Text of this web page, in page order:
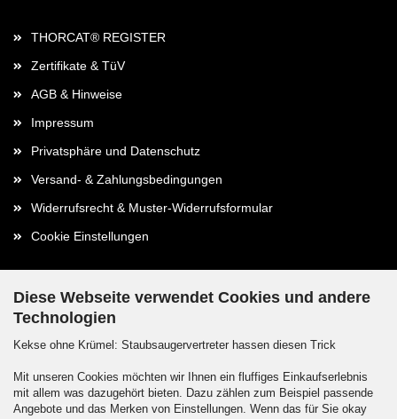
Diese Webseite verwendet Cookies und andere
Technologien
Kekse ohne Krümel: Staubsaugervertreter hassen diesen Trick
Mit unseren Cookies möchten wir Ihnen ein fluffiges Einkaufserlebnis
mit allem was dazugehört bieten. Dazu zählen zum Beispiel passende
Angebote und das Merken von Einstellungen. Wenn das für Sie okay
THORCAT® REGISTER
Zertifikate & TüV
AGB & Hinweise
Impressum
Privatsphäre und Datenschutz
Versand- & Zahlungsbedingungen
Widerrufsrecht & Muster-Widerrufsformular
Cookie Einstellungen
Kontaktdaten
Kontakt / Formular
Callback Service